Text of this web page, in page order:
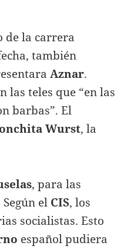
de la carrera
también
Aznar.
las teles que “en las
barbas”. El
Wurst, la
, para las
el CIS, los
socialistas. Esto
español pudiera